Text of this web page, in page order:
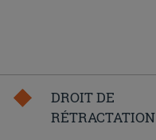
DROIT DE
RÉTRACTATION